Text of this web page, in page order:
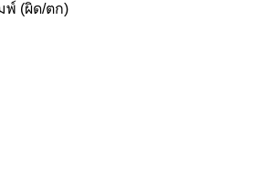
พ์ (ผิด/ตก)